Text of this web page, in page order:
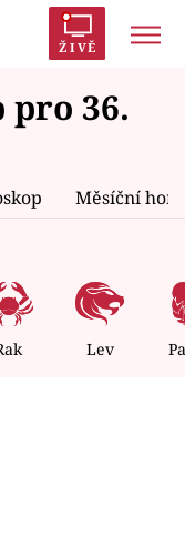
ŽIVĚ
AYTO?
pro 36.
Měsíční
Lev